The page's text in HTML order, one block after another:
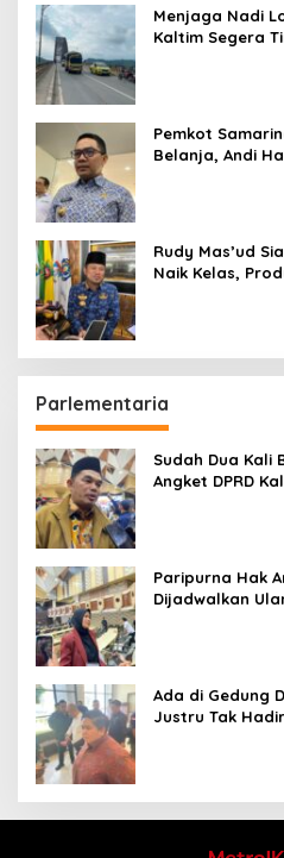
Menjaga Nadi
Kaltim Segera
Pemkot
Belanja, Andi
Rudy Mas’ud
Naik Kelas,
Parlementaria
Sudah Dua Kali
Angket DPRD
Paripurna Hak
Dijadwalkan
Ada di Gedung
Justru Tak